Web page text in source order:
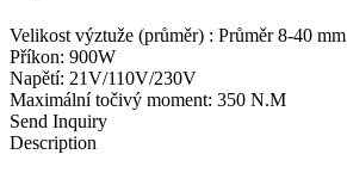
Velikost výztuže (průměr) : Průměr 8-40 mm
Příkon: 900W
Napětí: 21V/110V/230V
Maximální točivý moment: 350 N.M
Send Inquiry
Description